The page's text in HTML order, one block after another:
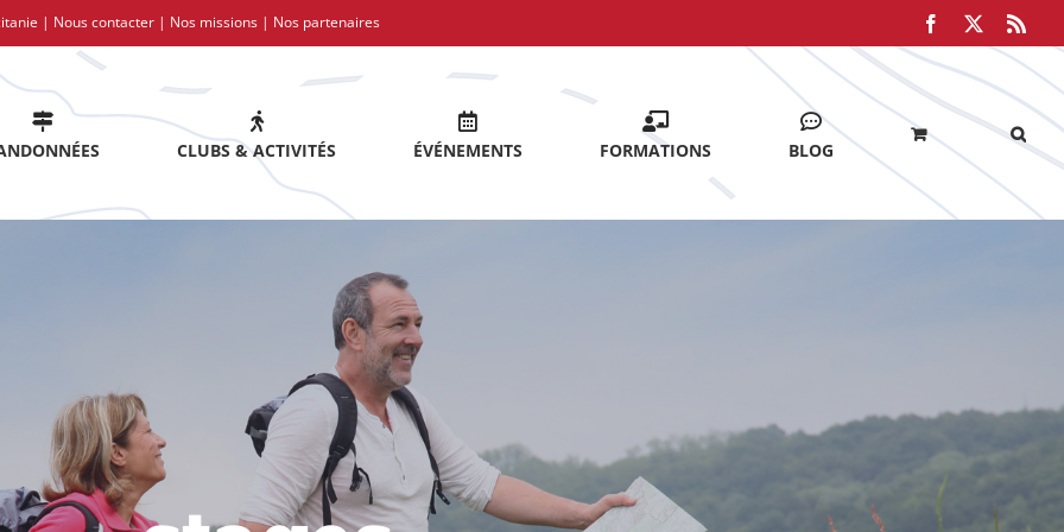
| Nous contacter | Nos missions | Nos partenaires Facebook
CLUBS & ACTIVITÉS ÉVÉNEMENTS FORMATIONS BLOG